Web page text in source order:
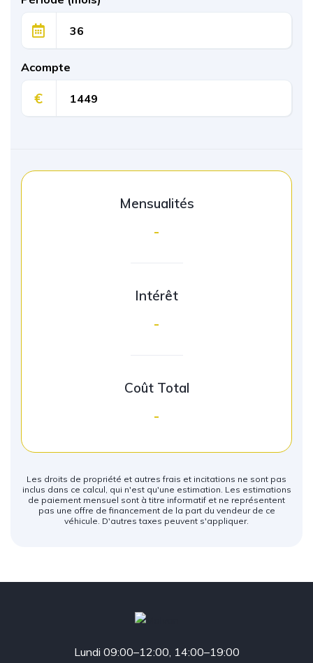
Acompte
€
Mensualités
-
Intérêt
-
Coût Total
-
Les droits de propriété et autres frais et incitations ne sont pas
inclus dans ce calcul, qui n'est qu'une estimation. Les estimations
de paiement mensuel sont à titre informatif et ne représentent
pas une offre de financement de la part du vendeur de ce
véhicule. D'autres taxes peuvent s'appliquer.
Lundi 09:00–12:00, 14:00–19:00